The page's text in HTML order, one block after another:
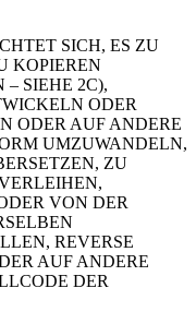
SICH, ES ZU
KOPIEREN
SIEHE 2C),
ODER
ODER AUF ANDERE
UMZUWANDELN,
ZU
VON DER
REVERSE
AUF ANDERE
DER